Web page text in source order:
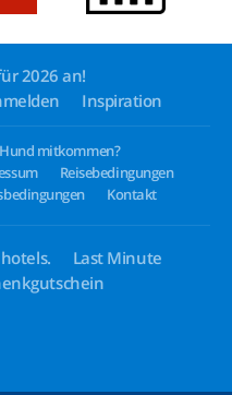
2026 an!
Inspiration
mitkommen?
Reisebedingungen
Kontakt
Last Minute